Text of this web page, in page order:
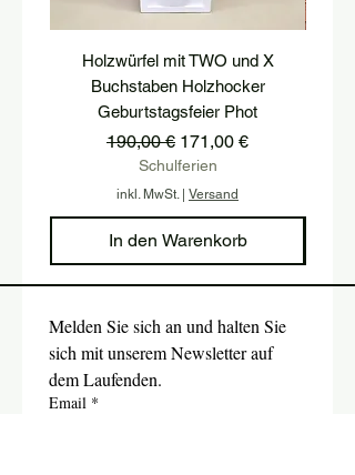
Holzwürfel mit TWO und X
Buchstaben Holzhocker
Geburtstagsfeier Phot
Standardpreis
190,00 € Sale-Preis
171,00 €
Schulferien
inkl. MwSt. | Versand
In den Warenkorb
Melden Sie sich an und halten Sie
sich mit unserem Newsletter auf
dem Laufenden.
Email *